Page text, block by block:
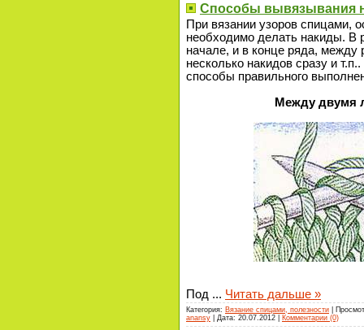
Способы вывязывания
При вязании узоров спицами,
необходимо делать накиды. В
начале, и в конце ряда, между
несколько накидов сразу и
способы правильного
Между двумя
Под ... Читать дальше »
Категория: Вязание спицами, полезности |
anansy | Дата: 20.07.2012 Комментарии (0)